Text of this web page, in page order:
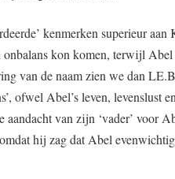
kenmerken superieur aan
kon komen, terwijl Abel
van de naam zien we dan
ofwel Abel’s leven, levenslust
aandacht van zijn ‘vader’ voor
hij zag dat Abel